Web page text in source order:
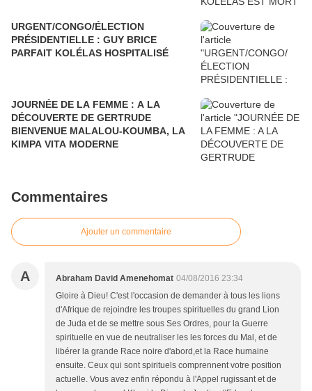
URGENT/CONGO/ÉLECTION
PRÉSIDENTIELLE : GUY BRICE
PARFAIT KOLÉLAS HOSPITALISÉ
JOURNÉE DE LA FEMME : A LA
DÉCOUVERTE DE GERTRUDE
BIENVENUE MALALOU-KOUMBA, LA
KIMPA VITA MODERNE
Commentaires
Ajouter un commentaire
A Abraham David Amenehomat 04/08/2016 23:34
Gloire à Dieu! C'est l'occasion de demander à tous les lions
d'Afrique de rejoindre les troupes spirituelles du grand Lion
de Juda et de se mettre sous Ses Ordres, pour la Guerre
spirituelle en vue de neutraliser les les forces du Mal, et de
libérer la grande Race noire d'abord,et la Race humaine
ensuite. Ceux qui sont spirituels comprennent votre position
actuelle. Vous avez enfin répondu à l'Appel rugissant et de